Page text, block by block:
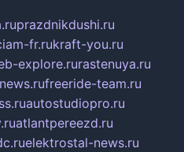
prazdnikdushi.ru
fr.rukraft-you.ru
explore.rurastenuya.ru
freeride-team.ru
autostudiopro.ru
atlantpereezd.ru
elektrostal-news.ru